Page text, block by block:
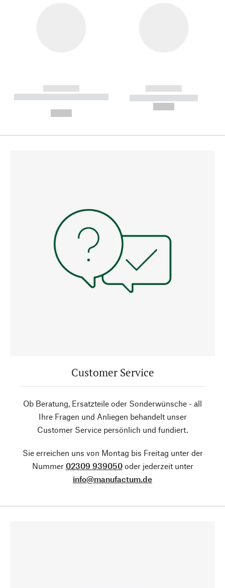
------------
----------- ----------- --------
------------
----------- -----------
Customer Service
Ob Beratung, Ersatzteile oder Sonderwünsche - all
Ihre Fragen und Anliegen behandelt unser
Customer Service persönlich und fundiert.
Sie erreichen uns von Montag bis Freitag unter der
Nummer 02309 939050oder jederzeit unter
info@manufactum.de